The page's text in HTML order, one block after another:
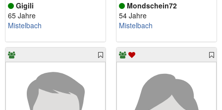
Gigili
65 Jahre
Mistelbach
Mondschein72
54 Jahre
Mistelbach